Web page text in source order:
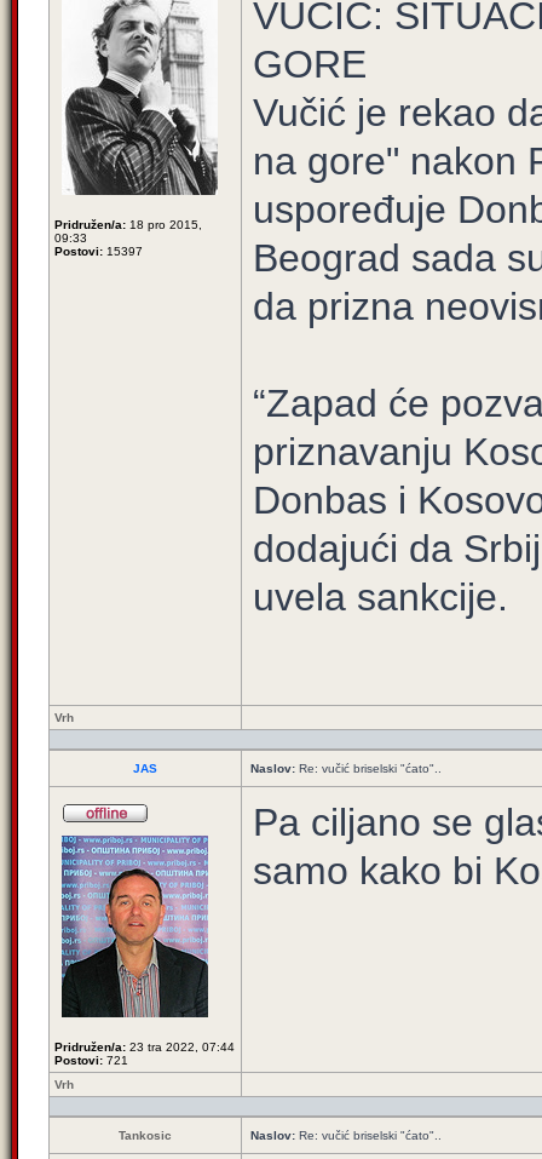
Pridružen/a: 18 pro 2015,
09:33
Postovi: 15397
VUČIĆ:
GORE
Vučić je rekao
na gore" nakon
uspoređuje
Beograd sada
da prizna
“Zapad će
priznavanju
Donbas i
dodajući da
uvela sankcije.
Vrh
JAS Naslov: Re: vučić briselski "ćato"..
Pridružen/a: 23 tra 2022, 07:44
Postovi: 721
Pa ciljano se
samo kako bi
Vrh
Tankosic Naslov: Re: vučić briselski "ćato"..